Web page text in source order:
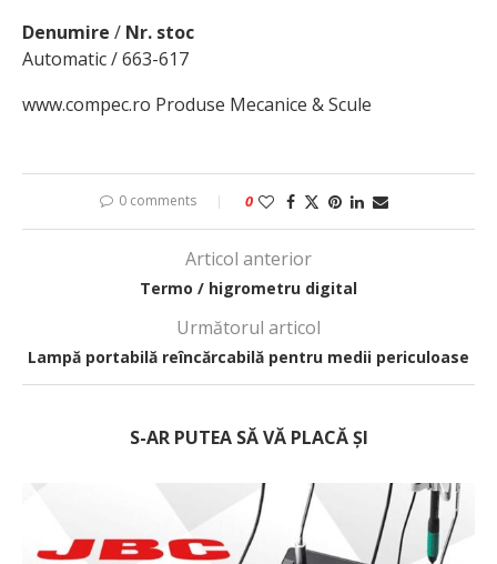
Denumire / Nr. stoc
Automatic / 663-617
www.compec.ro Produse Mecanice & Scule
0 comments 0
Articol anterior
Termo / higrometru digital
Următorul articol
Lampă portabilă reîncărcabilă pentru medii periculoase
S-AR PUTEA SĂ VĂ PLACĂ ȘI